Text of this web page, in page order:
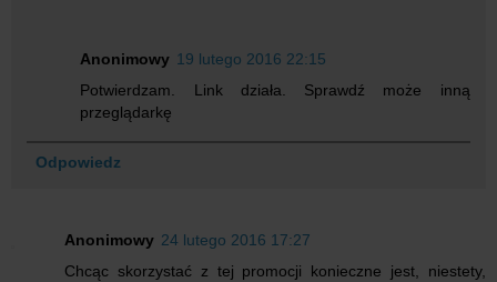
Anonimowy 19 lutego 2016 22:15
Potwierdzam. Link działa. Sprawdź może inną
przeglądarkę
Odpowiedz
Anonimowy 24 lutego 2016 17:27
Chcąc skorzystać z tej promocji konieczne jest, niestety,